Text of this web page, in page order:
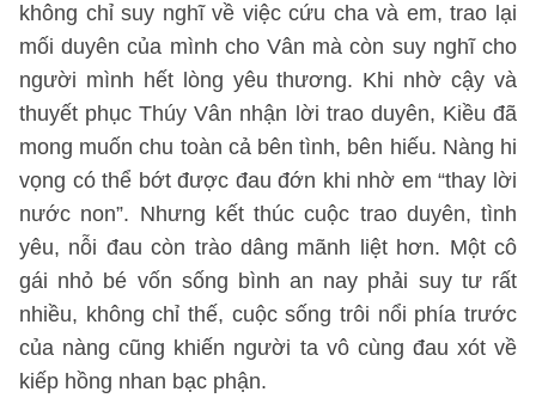
không chỉ suy nghĩ về việc cứu cha và em, trao lại
mối duyên của mình cho Vân mà còn suy nghĩ cho
người mình hết lòng yêu thương. Khi nhờ cậy và
thuyết phục Thúy Vân nhận lời trao duyên, Kiều đã
mong muốn chu toàn cả bên tình, bên hiếu. Nàng hi
vọng có thể bớt được đau đớn khi nhờ em “thay lời
nước non”. Nhưng kết thúc cuộc trao duyên, tình
yêu, nỗi đau còn trào dâng mãnh liệt hơn. Một cô
gái nhỏ bé vốn sống bình an nay phải suy tư rất
nhiều, không chỉ thế, cuộc sống trôi nổi phía trước
của nàng cũng khiến người ta vô cùng đau xót về
kiếp hồng nhan bạc phận.